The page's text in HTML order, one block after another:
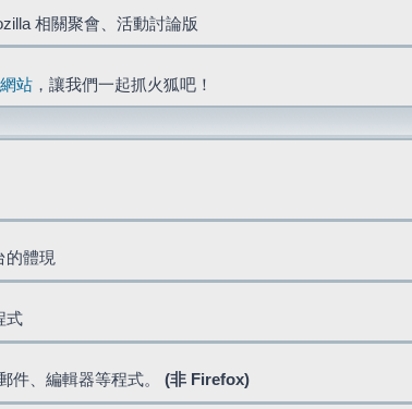
相關聚會、活動討論版
站 ，讓我們一起抓火狐吧！
的體現
式
件、編輯器等程式。 (非 Firefox)